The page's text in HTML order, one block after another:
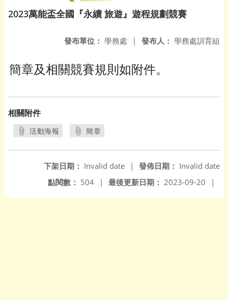
2023萬能盃全國『永續 旅遊』遊程規劃競賽
發布人： 學務處訓育組
發布單位： 學務處 |
簡章及相關競賽規則如附件。
相關附件
活動海報
簡章
發佈日期： Invalid date
下架日期： Invalid date
|
最後更新日期： 2023-09-20 |
點閱數： 504 |